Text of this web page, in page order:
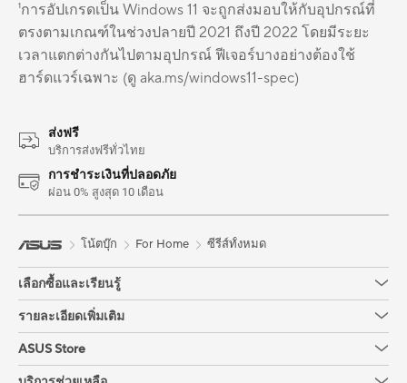
¹การอัปเกรดเป็น Windows 11 จะถูกส่งมอบให้กับอุปกรณ์ที่
ตรงตามเกณฑ์ในช่วงปลายปี 2021 ถึงปี 2022 โดยมีระยะ
เวลาแตกต่างกันไปตามอุปกรณ์ ฟีเจอร์บางอย่างต้องใช้
ฮาร์ดแวร์เฉพาะ (ดู aka.ms/windows11-spec)
ส่งฟรี
บริการส่งฟรีทั่วไทย
การชำระเงินที่ปลอดภัย
ผ่อน 0% สูงสุด 10 เดือน
โน้ตบุ๊ก For Home ซีรีส์ทั้งหมด
เลือกซื้อและเรียนรู้
รายละเอียดเพิ่มเติม
ASUS Store